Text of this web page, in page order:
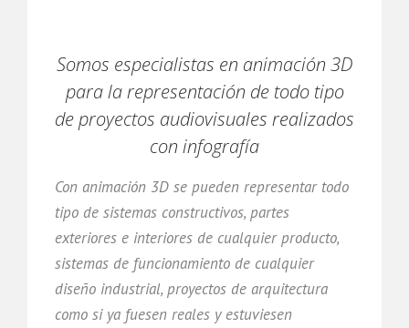
Somos especialistas en animación 3D
para la representación de todo tipo
de proyectos audiovisuales realizados
con infografía
Con animación 3D se pueden representar todo
tipo de sistemas constructivos, partes
exteriores e interiores de cualquier producto,
sistemas de funcionamiento de cualquier
diseño industrial, proyectos de arquitectura
como si ya fuesen reales y estuviesen